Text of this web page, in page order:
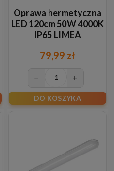
Oprawa hermetyczna
LED 120cm 50W 4000K
IP65 LIMEA
79,99 zł
− +
DO KOSZYKA